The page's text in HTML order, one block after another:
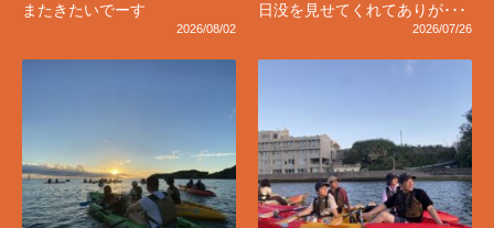
またきたいでーす
2026/08/02
日没を見せてくれてありが･･･
2026/07/26